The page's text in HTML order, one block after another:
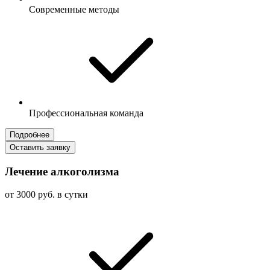
Современные методы
Профессиональная команда
Подробнее
Оставить заявку
Лечение алкоголизма
от 3000 руб. в сутки